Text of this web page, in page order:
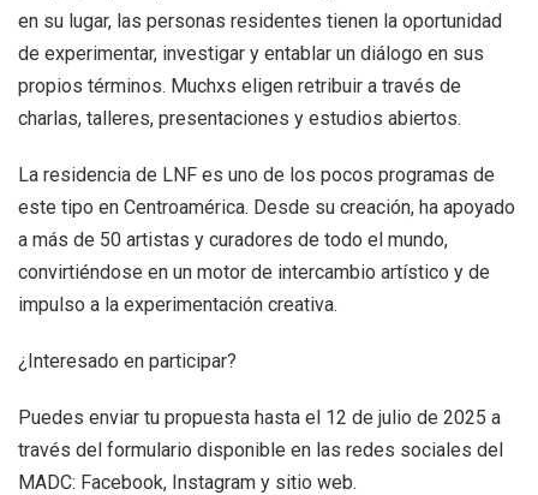
en su lugar, las personas residentes tienen la oportunidad
de experimentar, investigar y entablar un diálogo en sus
propios términos. Muchxs eligen retribuir a través de
charlas, talleres, presentaciones y estudios abiertos.
La residencia de LNF es uno de los pocos programas de
este tipo en Centroamérica. Desde su creación, ha apoyado
a más de 50 artistas y curadores de todo el mundo,
convirtiéndose en un motor de intercambio artístico y de
impulso a la experimentación creativa.
¿Interesado en participar?
Puedes enviar tu propuesta hasta el 12 de julio de 2025 a
través del formulario disponible en las redes sociales del
MADC: Facebook, Instagram y sitio web.